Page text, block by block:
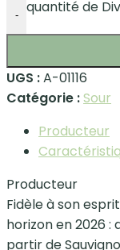
- quantité de
UGS :A-01116
Catégorie :Sour
Producteur
Producteur
Fidèle à son
horizon en 2026 :
partir de